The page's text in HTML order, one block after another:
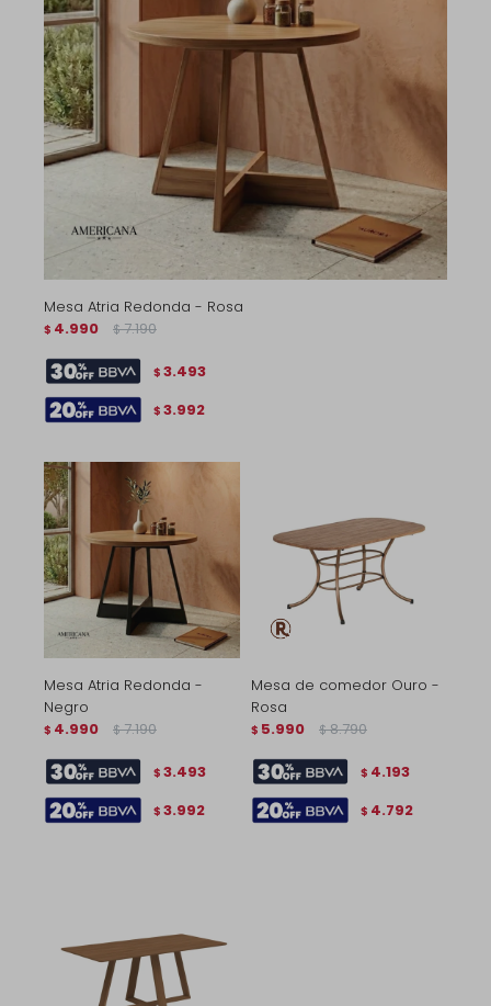
Mesa Atria Redonda - Rosa
$ 4.990 $ 7.190
$ 3.493
$ 3.992
Mesa Atria Redonda -
Negro
$ 4.990 $ 7.190
$ 3.493
$ 3.992
Mesa de comedor Ouro -
Rosa
$ 5.990 $ 8.790
$ 4.193
$ 4.792